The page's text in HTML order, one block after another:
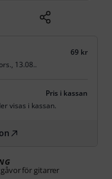
69 kr
13.08..
Pris i kassan
visas i kassan.
för gitarrer